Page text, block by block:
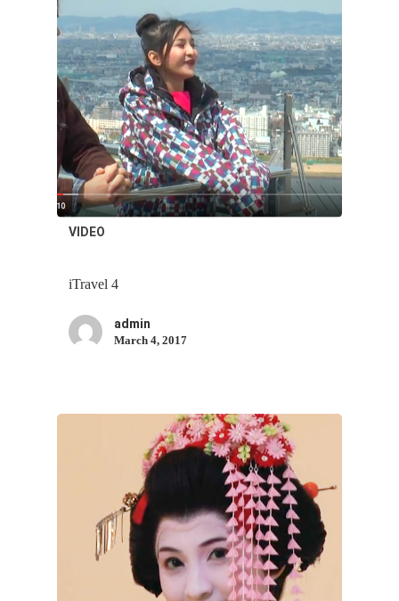
VIDEO
iTravel 4
admin
March 4, 2017